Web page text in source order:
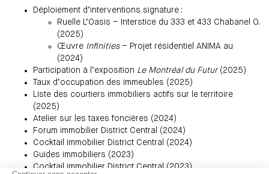
Déploiement d’interventions signature :
Ruelle L’Oasis – Interstice du 333 et 433 Chabanel O.
(2025)
Œuvre Infinities– Projet résidentiel ANIMA au
(2024)
Participation à l’exposition Le Montréal du Futur(2025)
Taux d’occupation des immeubles (2025)
Liste des courtiers immobiliers actifs sur le territoire
(2025)
Atelier sur les taxes foncières (2024)
Forum immobilier District Central (2024)
Cocktail immobilier District Central (2024)
Guides immobiliers (2023)
Cocktail immobilier District Central (2023)